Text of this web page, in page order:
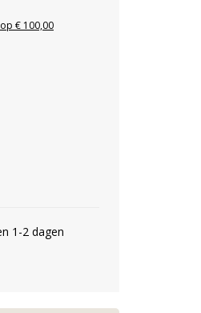
€ 100,00
1-2 dagen